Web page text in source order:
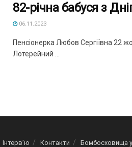
82-річна бабуся з
06.11.2023
Пенсіонерка Любов Сергіївна 22
Лотерейний ...
Інтерв’ю Контакти Бомбосховища у